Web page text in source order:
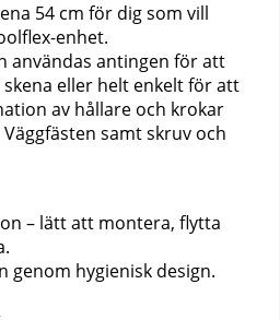
54 cm för dig som vill
enhet.
användas antingen för att
eller helt enkelt för att
av hållare och krokar
samt skruv och
– lätt att montera, flytta
genom hygienisk design.